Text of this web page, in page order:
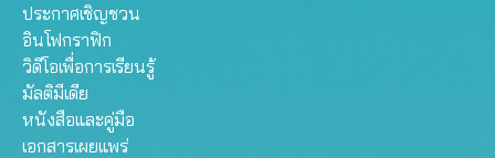
ประกาศเชิญชวน
อินโฟกราฟิก
วิดีโอเพื่อการเรียนรู้
มัลติมีเดีย
หนังสือและคู่มือ
เอกสารเผยแพร่